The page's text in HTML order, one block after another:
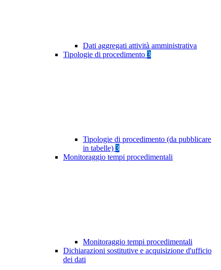
Dati aggregati attività amministrativa
Tipologie di procedimento 3
Tipologie di procedimento (da pubblicare
in tabelle) 3
Monitoraggio tempi procedimentali
Monitoraggio tempi procedimentali
Dichiarazioni sostitutive e acquisizione d'ufficio
dei dati